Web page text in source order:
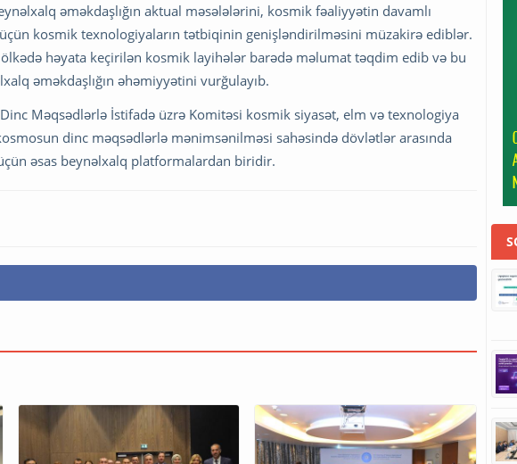
əməkdaşlığın aktual məsələlərini, kosmik fəaliyyətin davamlı
üçün kosmik texnologiyaların tətbiqinin genişləndirilməsini müzakirə ediblər.
həyata keçirilən kosmik layihələr barədə məlumat təqdim edib və bu
əməkdaşlığın əhəmiyyətini vurğulayıb.
Məqsədlərlə İstifadə üzrə Komitəsi kosmik siyasət, elm və texnologiya
dinc məqsədlərlə mənimsənilməsi sahəsində dövlətlər arasında
əsas beynəlxalq platformalardan biridir.